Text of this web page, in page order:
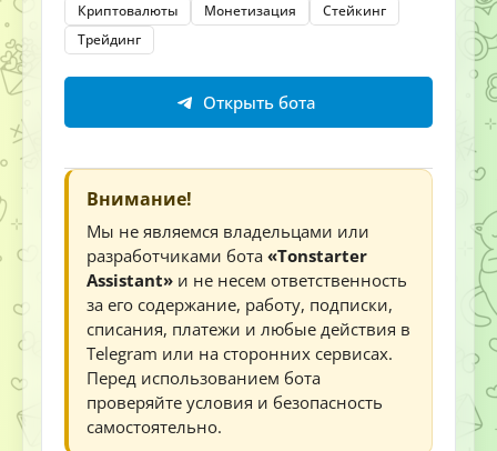
Криптовалюты
Монетизация
Стейкинг
Трейдинг
Открыть бота
Внимание!
Мы не являемся владельцами или
разработчиками бота «Tonstarter
Assistant» и не несем ответственность
за его содержание, работу, подписки,
списания, платежи и любые действия в
Telegram или на сторонних сервисах.
Перед использованием бота
проверяйте условия и безопасность
самостоятельно.